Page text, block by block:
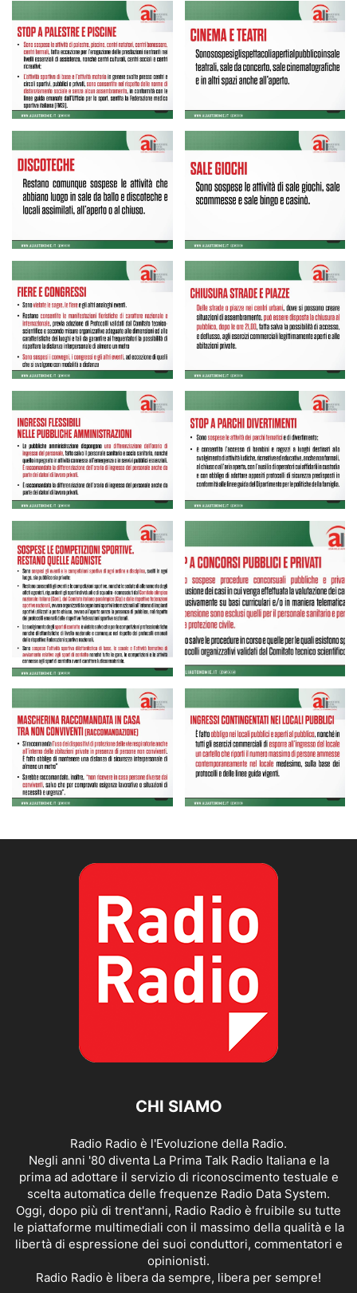
CHI SIAMO
Radio Radio è l'Evoluzione della Radio.
Negli anni '80 diventa La Prima Talk Radio Italiana e la
prima ad adottare il servizio di riconoscimento testuale e
scelta automatica delle frequenze Radio Data System.
Oggi, dopo più di trent'anni, Radio Radio è fruibile su tutte
le piattaforme multimediali con il massimo della qualità e la
libertà di espressione dei suoi conduttori, commentatori e
opinionisti.
Radio Radio è libera da sempre, libera per sempre!